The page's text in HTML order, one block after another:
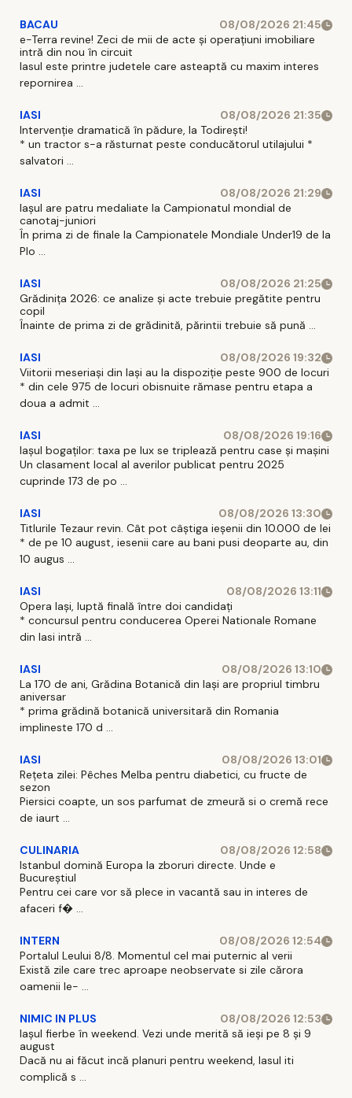
BACAU
08/08/2026 21:45
e-Terra revine! Zeci de mii de acte și operațiuni imobiliare
intră din nou în circuit
Iasul este printre judetele care asteaptă cu maxim interes
repornirea ...
IASI
08/08/2026 21:35
Intervenție dramatică în pădure, la Todirești!
* un tractor s-a răsturnat peste conducătorul utilajului *
salvatori ...
IASI
08/08/2026 21:29
Iaşul are patru medaliate la Campionatul mondial de
canotaj-juniori
În prima zi de finale la Campionatele Mondiale Under19 de la
Plo ...
IASI
08/08/2026 21:25
Grădinița 2026: ce analize și acte trebuie pregătite pentru
copil
Înainte de prima zi de grădinită, părintii trebuie să pună ...
IASI
08/08/2026 19:32
Viitorii meseriași din Iași au la dispoziție peste 900 de locuri
* din cele 975 de locuri obisnuite rămase pentru etapa a
doua a admit ...
IASI
08/08/2026 19:16
Iașul bogaților: taxa pe lux se triplează pentru case și mașini
Un clasament local al averilor publicat pentru 2025
cuprinde 173 de po ...
IASI
08/08/2026 13:30
Titlurile Tezaur revin. Cât pot câștiga ieșenii din 10.000 de lei
* de pe 10 august, iesenii care au bani pusi deoparte au, din
10 augus ...
IASI
08/08/2026 13:11
Opera Iași, luptă finală între doi candidați
* concursul pentru conducerea Operei Nationale Romane
din Iasi intră ...
IASI
08/08/2026 13:10
La 170 de ani, Grădina Botanică din Iași are propriul timbru
aniversar
* prima grădină botanică universitară din Romania
implineste 170 d ...
IASI
08/08/2026 13:01
Rețeta zilei: Pêches Melba pentru diabetici, cu fructe de
sezon
Piersici coapte, un sos parfumat de zmeură si o cremă rece
de iaurt ...
CULINARIA
08/08/2026 12:58
Istanbul domină Europa la zboruri directe. Unde e
Bucureștiul
Pentru cei care vor să plece in vacantă sau in interes de
afaceri f� ...
INTERN
08/08/2026 12:54
Portalul Leului 8/8. Momentul cel mai puternic al verii
Există zile care trec aproape neobservate si zile cărora
oamenii le- ...
NIMIC IN PLUS
08/08/2026 12:53
Iașul fierbe în weekend. Vezi unde merită să ieși pe 8 și 9
august
Dacă nu ai făcut incă planuri pentru weekend, Iasul iti
complică s ...